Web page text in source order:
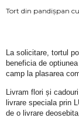
Tort din pandișpan
La solicitare, tortul
beneficia de
camp la plasarea
Livram flori și
livrare speciala prin
de o livrare